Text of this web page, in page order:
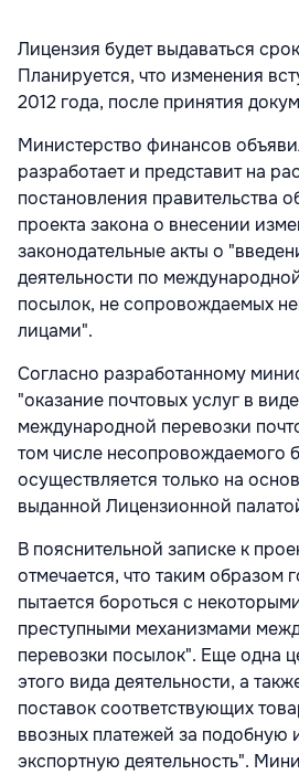
Лицензия будет выдаваться
Планируется, что изменения
2012 года, после принятия
Министерство финансов
разработает и представит на
постановления правительства
проекта закона о внесении
законодательные акты о
деятельности по
посылок, не сопровождаемых
лицами".
Согласно разработанному
"оказание почтовых услуг в
международной перевозки
том числе несопровождаемого
осуществляется только на
выданной Лицензионной
В пояснительной записке к
отмечается, что таким образом
пытается бороться с
преступными механизмами
перевозки посылок". Еще одна
этого вида деятельности, а
поставок соответствующих
ввозных платежей за подобную
экспортную деятельность".